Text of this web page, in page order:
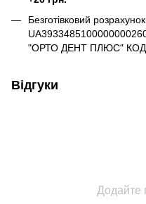
Безготівковий розрахунок
"ОРТО ДЕНТ ПЛЮС" КОД
Відгуки
Додайте